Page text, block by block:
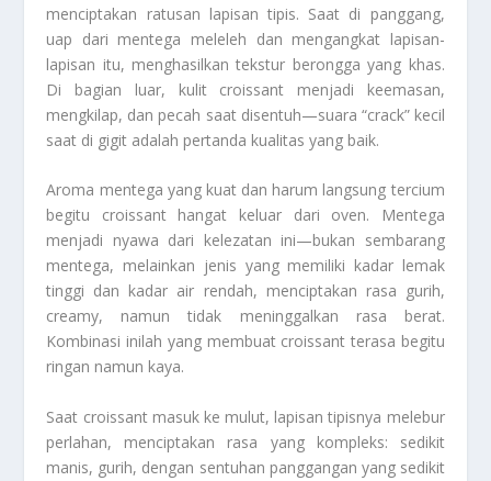
menciptakan ratusan lapisan tipis. Saat di panggang,
uap dari mentega meleleh dan mengangkat lapisan-
lapisan itu, menghasilkan tekstur berongga yang khas.
Di bagian luar, kulit croissant menjadi keemasan,
mengkilap, dan pecah saat disentuh—suara “crack” kecil
saat di gigit adalah pertanda kualitas yang baik.
Aroma mentega yang kuat dan harum langsung tercium
begitu croissant hangat keluar dari oven. Mentega
menjadi nyawa dari kelezatan ini—bukan sembarang
mentega, melainkan jenis yang memiliki kadar lemak
tinggi dan kadar air rendah, menciptakan rasa gurih,
creamy, namun tidak meninggalkan rasa berat.
Kombinasi inilah yang membuat croissant terasa begitu
ringan namun kaya.
Saat croissant masuk ke mulut, lapisan tipisnya melebur
perlahan, menciptakan rasa yang kompleks: sedikit
manis, gurih, dengan sentuhan panggangan yang sedikit